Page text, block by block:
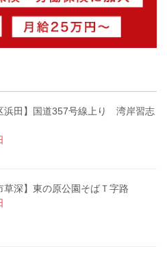
浜田】国道357号線上り 湾岸習志
草深】東の原公園そばＴ字路